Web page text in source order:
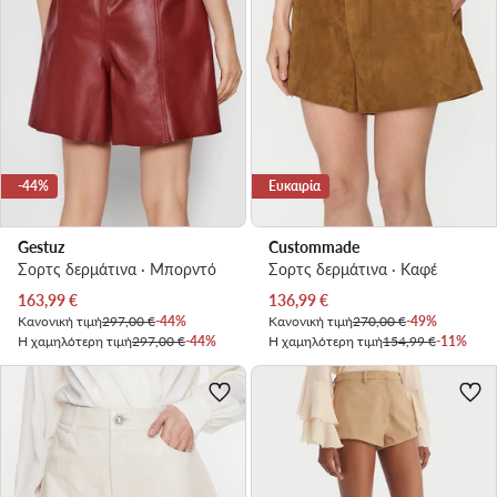
-44%
Gestuz
Σορτς δερμάτινα · Μπορντό
Τρέχουσα τιμή
163,99€
Κανονική τιμή297,00 €-44%
Η χαμηλότερη τιμή297,00 €-44%
Ευκαιρία
Custommade
Σορτς δερμάτινα · Καφέ
Τρέχουσα τιμή
136,99€
Κανονική τιμή270,00 €-49%
Η χαμηλότερη τιμή154,99 €-11%